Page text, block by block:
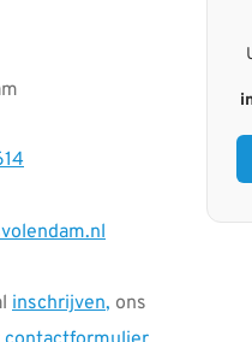
inschrijven, ons